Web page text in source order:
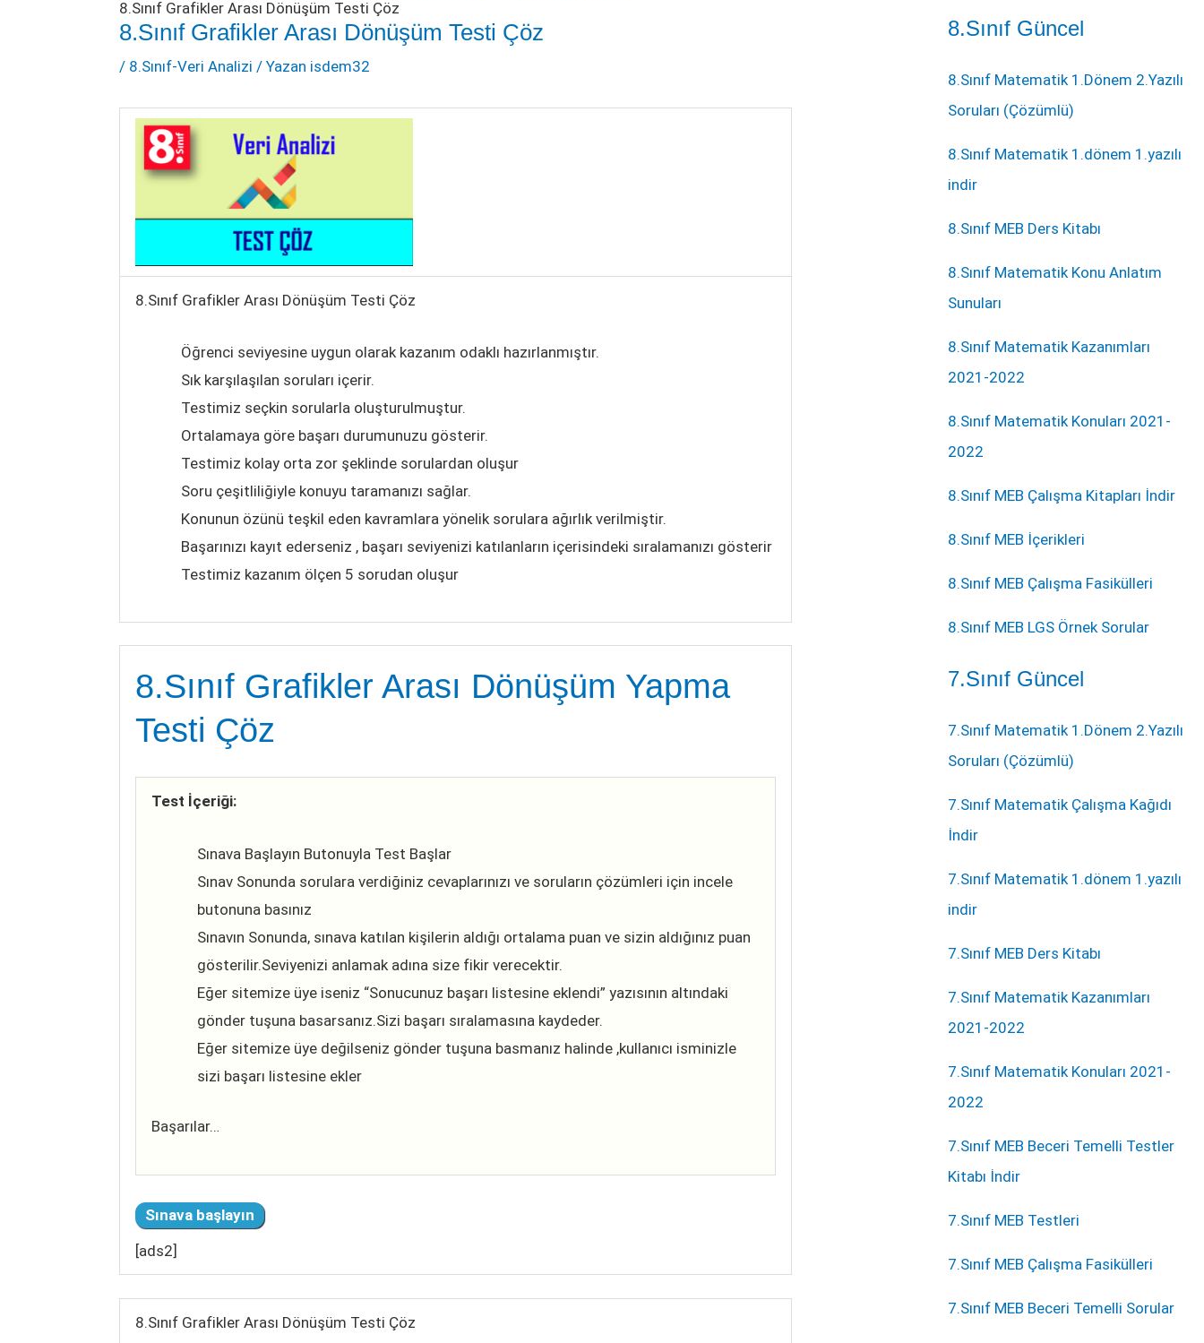
8.Sınıf Grafikler Arası Dönüşüm Testi Çöz
8.Sınıf Grafikler Arası Dönüşüm Testi Çöz
/ 8.Sınıf-Veri Analizi / Yazan isdem32
8.Sınıf Grafikler Arası Dönüşüm Testi Çöz
Öğrenci seviyesine uygun olarak kazanım odaklı hazırlanmıştır.
Sık karşılaşılan soruları içerir.
Testimiz seçkin sorularla oluşturulmuştur.
Ortalamaya göre başarı durumunuzu gösterir.
Testimiz kolay orta zor şeklinde sorulardan oluşur
Soru çeşitliliğiyle konuyu taramanızı sağlar.
Konunun özünü teşkil eden kavramlara yönelik sorulara ağırlık verilmiştir.
Başarınızı kayıt ederseniz , başarı seviyenizi katılanların içerisindeki sıralamanızı gösterir
Testimiz kazanım ölçen 5 sorudan oluşur
8.Sınıf Grafikler Arası Dönüşüm Yapma
Testi Çöz
Test İçeriği:
Sınava Başlayın Butonuyla Test Başlar
Sınav Sonunda sorulara verdiğiniz cevaplarınızı ve soruların çözümleri için incele
butonuna basınız
Sınavın Sonunda, sınava katılan kişilerin aldığı ortalama puan ve sizin aldığınız puan
gösterilir.Seviyenizi anlamak adına size fikir verecektir.
Eğer sitemize üye iseniz “Sonucunuz başarı listesine eklendi” yazısının altındaki
gönder tuşuna basarsanız.Sizi başarı sıralamasına kaydeder.
Eğer sitemize üye değilseniz gönder tuşuna basmanız halinde ,kullanıcı isminizle
sizi başarı listesine ekler
Başarılar…
[ads2]
8.Sınıf Grafikler Arası Dönüşüm Testi Çöz
8.Sınıf Güncel
8.Sınıf Matematik 1.Dönem 2.Yazılı
Soruları (Çözümlü)
8.Sınıf Matematik 1.dönem 1.yazılı
indir
8.Sınıf MEB Ders Kitabı
8.Sınıf Matematik Konu Anlatım
Sunuları
8.Sınıf Matematik Kazanımları
2021-2022
8.Sınıf Matematik Konuları 2021-
2022
8.Sınıf MEB Çalışma Kitapları İndir
8.Sınıf MEB İçerikleri
8.Sınıf MEB Çalışma Fasikülleri
8.Sınıf MEB LGS Örnek Sorular
7.Sınıf Güncel
7.Sınıf Matematik 1.Dönem 2.Yazılı
Soruları (Çözümlü)
7.Sınıf Matematik Çalışma Kağıdı
İndir
7.Sınıf Matematik 1.dönem 1.yazılı
indir
7.Sınıf MEB Ders Kitabı
7.Sınıf Matematik Kazanımları
2021-2022
7.Sınıf Matematik Konuları 2021-
2022
7.Sınıf MEB Beceri Temelli Testler
Kitabı İndir
7.Sınıf MEB Testleri
7.Sınıf MEB Çalışma Fasikülleri
7.Sınıf MEB Beceri Temelli Sorular